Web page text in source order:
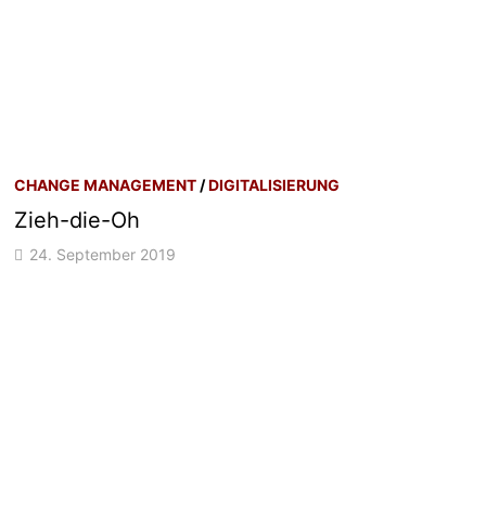
CHANGE MANAGEMENT /DIGITALISIERUNG
Zieh-die-Oh
24. September 2019